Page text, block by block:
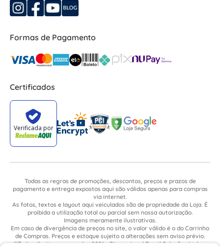
Formas de Pagamento
Certificados
Todas as regras de promoções, descontos, preços e prazos de
pagamento e entrega expostos aqui são válidos apenas para compras
via internet.
As fotos, textos e layout aqui veiculados são de propriedade da Loja. É
proibida a utilização total ou parcial sem nossa autorização.
Imagens meramente ilustrativas.
Em caso de divergência de preços no site, o valor válido é o do Carrinho
de Compras. Preços e estoque sujeito a alterações sem aviso prévio.
©Todos direitos reservados 2021 - Dimensional Brasil Soluções Ltda. -